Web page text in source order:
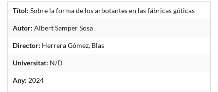
Títol: Sobre la forma de los arbotantes en las fábricas góticas
Autor: Albert Samper Sosa
Director: Herrera Gómez, Blas
Universitat: N/D
Any: 2024